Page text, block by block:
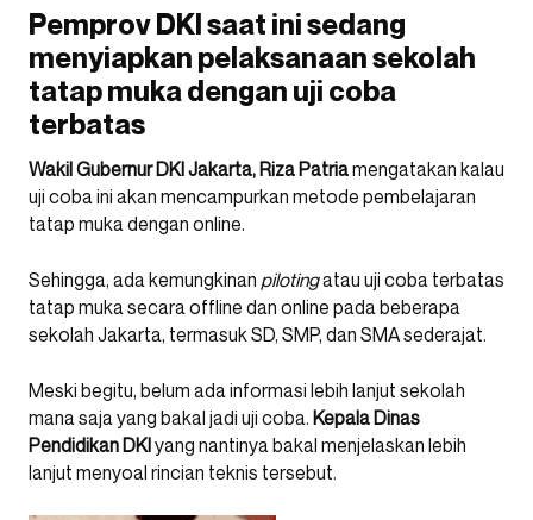
Pemprov DKI saat ini sedang
menyiapkan pelaksanaan sekolah
tatap muka dengan uji coba
terbatas
Wakil Gubernur DKI Jakarta, Riza Patriamengatakan kalau
uji coba ini akan mencampurkan metode pembelajaran
tatap muka dengan online.
Sehingga, ada kemungkinan pilotingatau uji coba terbatas
tatap muka secara offline dan online pada beberapa
sekolah Jakarta, termasuk SD, SMP, dan SMA sederajat.
Meski begitu, belum ada informasi lebih lanjut sekolah
mana saja yang bakal jadi uji coba. Kepala Dinas
Pendidikan DKIyang nantinya bakal menjelaskan lebih
lanjut menyoal rincian teknis tersebut.